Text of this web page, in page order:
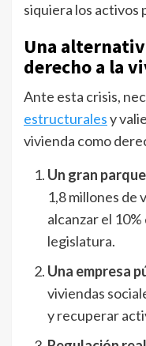
siquiera los activos
Una
derecho a la
Ante esta crisis,
estructuralesy
vivienda como
Un gran
1,8 millones de
alcanzar el
legislatura.
Una empresa
viviendas
y recuperar